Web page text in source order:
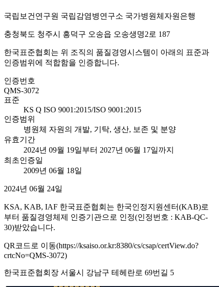
국립보건연구원 국립감염병연구소 국가병원체자원은행
충청북도 청주시 흥덕구 오송읍 오송생명2로 187
한국표준협회는 위 조직의 품질경영시스템이 아래의 표준과
인증범위에 적합함을 인증합니다.
인증번호
QMS-3072
표준
KS Q ISO 9001:2015/ISO 9001:2015
인증범위
병원체 자원의 개발, 기탁, 생산, 보존 및 분양
유효기간
2024년 09월 19일부터 2027년 06월 17일까지
최초인증일
2009년 06월 18일
2024년 06월 24일
KSA, KAB, IAF 한국표준협회는 한국인정지원센터(KAB)로
부터 품질경영체제 인증기관으로 인정(인정번호 : KAB-QC-
30)받았습니다.
QR코드로 이동(https://ksaiso.or.kr:8380/cs/csap/certView.do?
crtcNo=QMS-3072)
한국표준협회장 서울시 강남구 테헤란로 69번길 5